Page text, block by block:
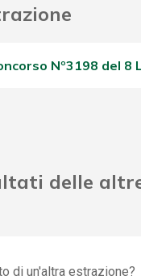
Nº3198 del 8
delle
di un'altra estrazione?